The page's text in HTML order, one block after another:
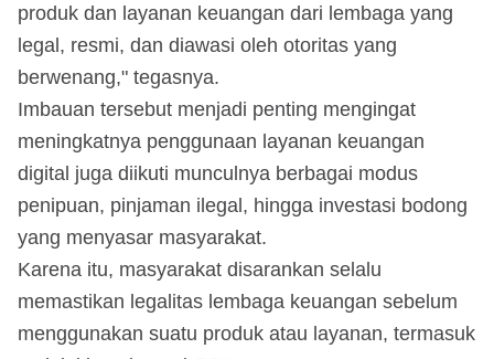
produk dan layanan keuangan dari lembaga yang
legal, resmi, dan diawasi oleh otoritas yang
berwenang," tegasnya.
Imbauan tersebut menjadi penting mengingat
meningkatnya penggunaan layanan keuangan
digital juga diikuti munculnya berbagai modus
penipuan, pinjaman ilegal, hingga investasi bodong
yang menyasar masyarakat.
Karena itu, masyarakat disarankan selalu
memastikan legalitas lembaga keuangan sebelum
menggunakan suatu produk atau layanan, termasuk